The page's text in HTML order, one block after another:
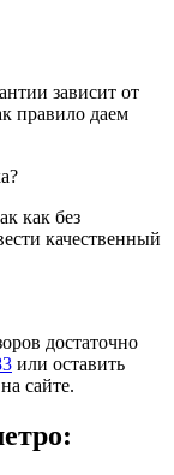
зависит от
правило даем
как без
качественный
достаточно
или оставить
сайте.